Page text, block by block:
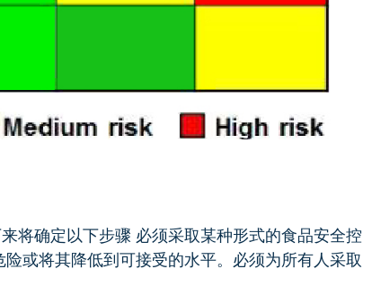
将确定以下步骤 必须采取某种形式的食品安全控
或将其降低到可接受的水平。必须为所有人采取